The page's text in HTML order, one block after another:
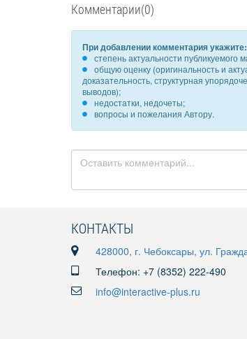
Комментарии(0)
При добавлении комментария укажите:
степень актуальности публикуемого
общую оценку (оригинальность и
доказательность, структурная
выводов);
недостатки, недочеты;
вопросы и пожелания Автору.
КОНТАКТЫ
428000, г. Чебоксары, ул.
Телефон: +7 (8352) 222-490
info@interactive-plus.ru